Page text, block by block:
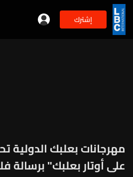
إشترك
مهرجانات بعلبك
على أوتار بعلبك" برسالة